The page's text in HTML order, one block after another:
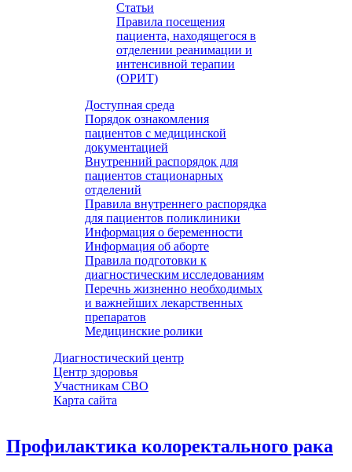
Статьи
Правила посещения
пациента, находящегося в
отделении реанимации и
интенсивной терапии
(ОРИТ)
Доступная среда
Порядок ознакомления
пациентов с медицинской
документацией
Внутренний распорядок для
пациентов стационарных
отделений
Правила внутреннего распорядка
для пациентов поликлиники
Информация о беременности
Информация об аборте
Правила подготовки к
диагностическим исследованиям
Перечнь жизненно необходимых
и важнейших лекарственных
препаратов
Медицинские ролики
Диагностический центр
Центр здоровья
Участникам СВО
Карта сайта
Профилактика колоректального рака